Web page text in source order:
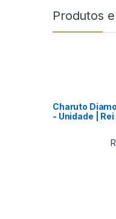
Produtos
Charuto
- Unidade |